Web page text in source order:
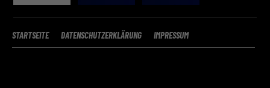
STARTSEITE DATENSCHUTZERKLÄRUNG IMPRESSUM